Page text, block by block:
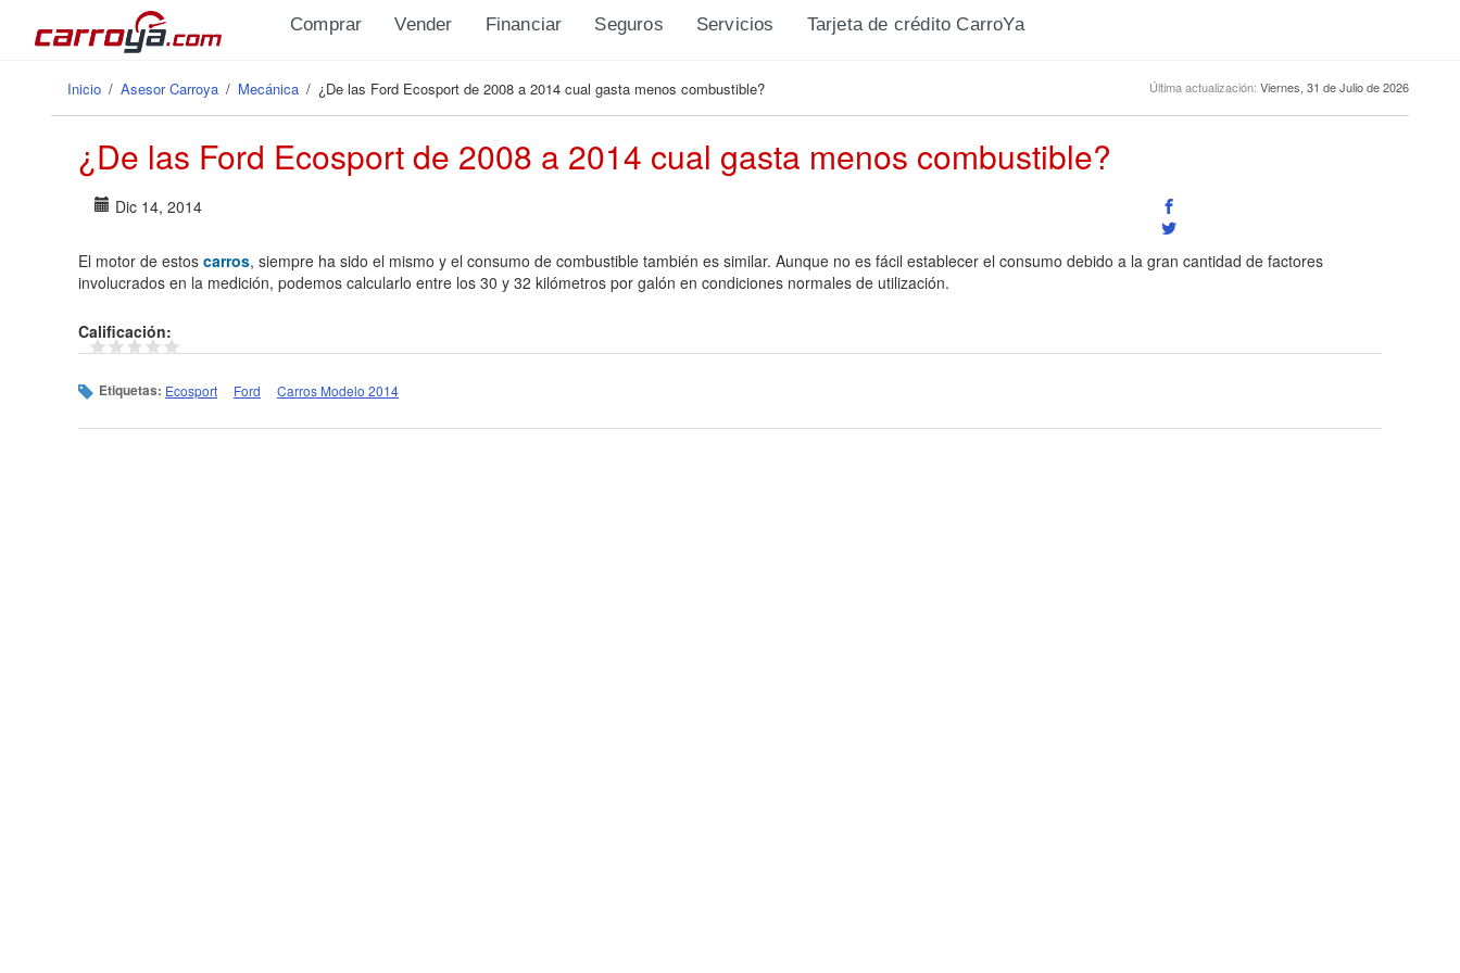
Pasar al contenido principal
Comprar Vender Financiar Seguros Servicios Tarjeta de crédito CarroYa
Se encuentra usted aquí
Inicio / Asesor Carroya / Mecánica / ¿De las Ford Ecosport de 2008 a 2014 cual gasta menos combustible? Última actualización: Viernes, 31 de Julio de 2026
¿De las Ford Ecosport de 2008 a 2014 cual gasta menos combustible?
Dic 14, 2014
El motor de estos carros, siempre ha sido el mismo y el consumo de combustible también es similar. Aunque no es fácil establecer el consumo debido a la gran cantidad de factores
involucrados en la medición, podemos calcularlo entre los 30 y 32 kilómetros por galón en condiciones normales de utilización.
Calificación:
Etiquetas: Ecosport Ford Carros Modelo 2014